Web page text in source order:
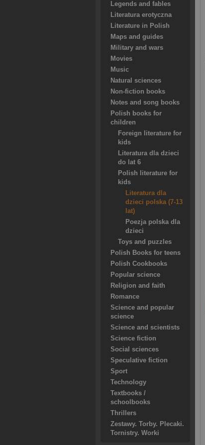
Legends and fables
Literatura erotyczna
Literature in Polish
Maps and guides
Military and wars
Movies
Music
Natural sciences
Non-fiction books
Notes and song books
Polish books for
children
Foreign literature for
kids
Literatura dla dzieci
do lat 6
Polish literature for
kids
Literatura dla
dzieci polska (7-13
lat)
Poezja polska dla
dzieci
Toys and puzzles
Polish Books for teens
Polish Cookbooks
Popular science
Religion and faith
Romance
Science and popular
science
Science and scientists
Science fiction
Social sciences
Speculative fiction
Sport
Technology
Textbooks /
schoolbooks
Thrillers
Zestawy. Torby. Plecaki.
Tornistry. Worki